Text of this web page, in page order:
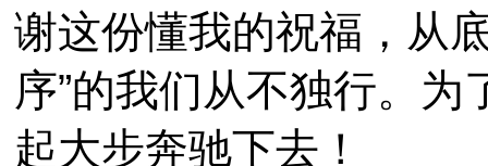
谢这份懂我的祝福，从
序”的我们从不独行。为
起大步奔驰下去！